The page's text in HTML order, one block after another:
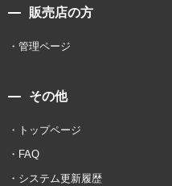
販売店の方
管理ページ
その他
トップページ
FAQ
システム更新履歴